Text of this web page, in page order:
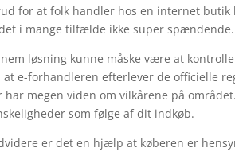
for at folk handler hos en internet
i mange tilfælde ikke super spændende.
nem løsning kunne måske være at
at e-forhandleren efterlever de officielle
har megen viden om vilkårene på
som følge af dit indkøb.
er det en hjælp at køberen er